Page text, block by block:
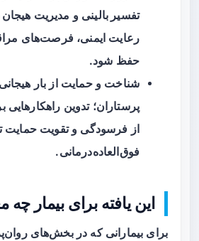
تفسیر بالینی و مدیریت
رعایت ایمنی، فرصت‌های
حفظ شود.
شناخت و حمایت از بار هیجانی
پرستاران؛ تدوین راهکارهایی
از فرسودگی و تقویت حمایت
فوق‌العاده‌درمانی.
این یافته برای بیمار چه
برای بیمارانی که در بخش‌های